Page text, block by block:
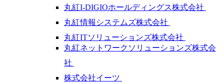
丸紅I-DIGIOホールディングス株式会社
丸紅情報システムズ株式会社
丸紅ITソリューションズ株式会社
丸紅ネットワークソリューションズ株式会
社
株式会社イーツ